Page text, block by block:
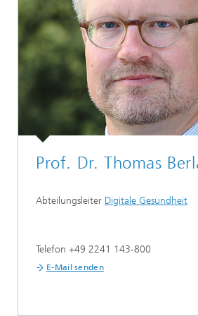
Prof. Dr. Thomas
Abteilungsleiter Digitale Gesundheit
Telefon +49 2241 143-800
E-Mail senden